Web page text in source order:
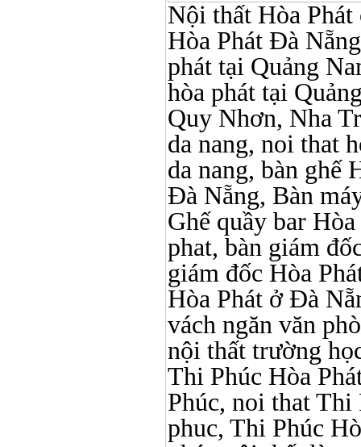
Nội thất Hòa
Hòa Phát Đà
phát tại Quảng
hòa phát tại
Quy Nhơn, Nha
da nang, noi that
da nang, bàn ghế
Đà Nẵng, Bàn
Ghế quầy bar
phat, bàn giám
giám đốc Hòa
Hòa Phát ở Đà
vách ngăn văn
nội thất trường
Thi Phúc Hòa
Phúc, noi that
phuc, Thi Phúc